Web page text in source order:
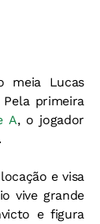
meia Lucas
primeira
A, o jogador
e visa
vive grande
e figura